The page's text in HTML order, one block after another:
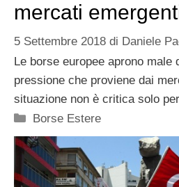
mercati
5 Settembre 2018 di Daniele
Le borse europee aprono male
pressione che proviene dai
situazione non è critica solo
Categorie
Borse Estere